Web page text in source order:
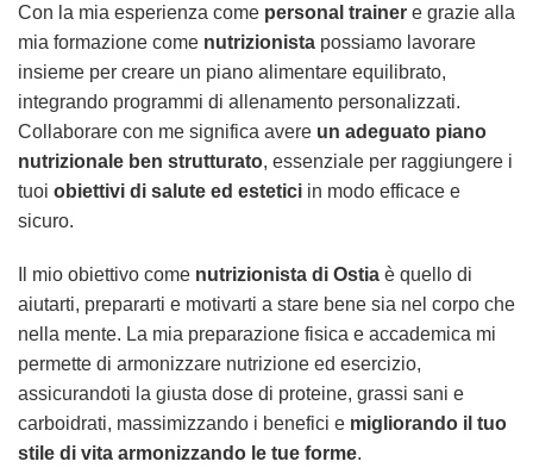
Con la mia esperienza come personal trainer e grazie alla
mia formazione come nutrizionista possiamo lavorare
insieme per creare un piano alimentare equilibrato,
integrando programmi di allenamento personalizzati.
Collaborare con me significa avere un adeguato piano
nutrizionale ben strutturato, essenziale per raggiungere i
tuoi obiettivi di salute ed estetici in modo efficace e
sicuro.
Il mio obiettivo come nutrizionista di Ostia è quello di
aiutarti, prepararti e motivarti a stare bene sia nel corpo che
nella mente. La mia preparazione fisica e accademica mi
permette di armonizzare nutrizione ed esercizio,
assicurandoti la giusta dose di proteine, grassi sani e
carboidrati, massimizzando i benefici e migliorando il tuo
stile di vita armonizzando le tue forme.